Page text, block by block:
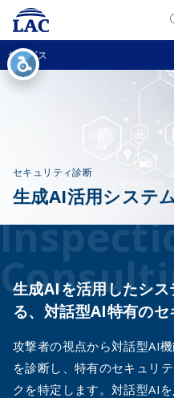
サービス
調査・診断・コンサルティング
セキュリティ診断
生成AI活用システ
生成AIを活用したシ
る、対話型AI特有の
攻撃者の視点から対話型AI
を診断し、特有のセキュリ
クを特定します。対話型AI